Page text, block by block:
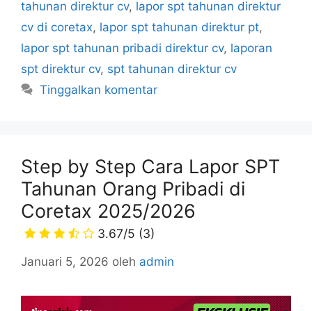
tahunan direktur cv, lapor spt tahunan direktur
cv di coretax, lapor spt tahunan direktur pt,
lapor spt tahunan pribadi direktur cv, laporan
spt direktur cv, spt tahunan direktur cv
Tinggalkan komentar
Step by Step Cara Lapor SPT
Tahunan Orang Pribadi di
Coretax 2025/2026
3.67/5 (3)
Januari 5, 2026 oleh admin